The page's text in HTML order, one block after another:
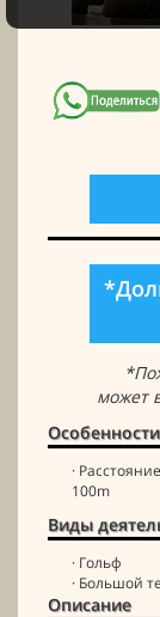
может
Особенности
·
100m
Виды
· Гольф
· Большой
Описание